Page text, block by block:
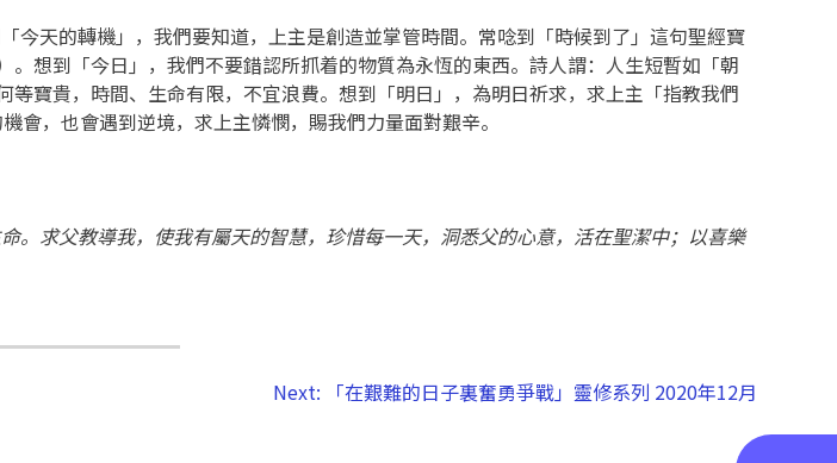
天的轉機」，我們要知道，上主是創造並掌管時間。常唸到「時候到了」這句聖經寶
想到「今日」，我們不要錯認所抓着的物質為永恆的東西。詩人謂：人生短暫如「朝
寶貴，時間、生命有限，不宜浪費。想到「明日」，為明日祈求，求上主「指教我們
，也會遇到逆境，求上主憐憫，賜我們力量面對艱辛。
求父教導我，使我有屬天的智慧，珍惜每一天，洞悉父的心意，活在聖潔中；以喜樂
Next: 「在艱難的日子裏奮勇爭戰」靈修系列 2020年12月